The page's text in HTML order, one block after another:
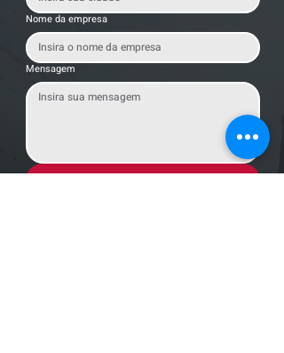
Nome da empresa
Mensagem